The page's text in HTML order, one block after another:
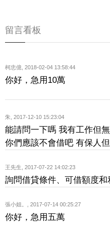
留言看板
柯忠億 2018-02-04 13:58:44
你好，急用10萬
朱 2017-12-10 15:23:04
能請問一下嗎 我有工作但
你們應該不會借吧 有保人
王先生 2017-07-22 14:02:23
詢問借貸條件、可借額度
張小姐。 2017-07-14 00:25:27
你好，急用五萬